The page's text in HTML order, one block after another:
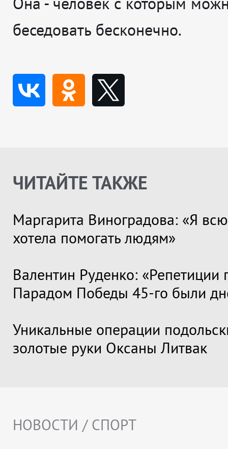
беседовать бесконечно.
ЧИТАЙТЕ ТАКЖЕ
Маргарита Виноградова: «Я
хотела помогать людям»
Валентин Руденко: «Репетиции
Парадом Победы 45-го были
Уникальные операции
золотые руки Оксаны Литвак
НОВОСТИ / СПОРТ